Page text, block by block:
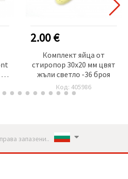
2.00 €
Комплект яйца от
стиропор 30x20 мм цвят
жъли светло -36 броя
Код: 405986
запазени..